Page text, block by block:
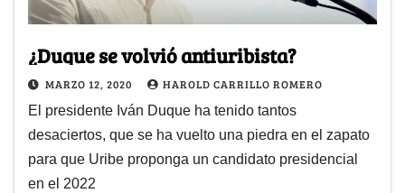
¿Duque se volvió antiuribista?
MARZO 12, 2020 HAROLD CARRILLO ROMERO
El presidente Iván Duque ha tenido tantos
desaciertos, que se ha vuelto una piedra en el zapato
para que Uribe proponga un candidato presidencial
en el 2022